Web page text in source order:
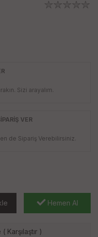
Sizi arayalım.
VER
de Sipariş Verebilirsiniz.
Hemen Al
( Karşılaştır )